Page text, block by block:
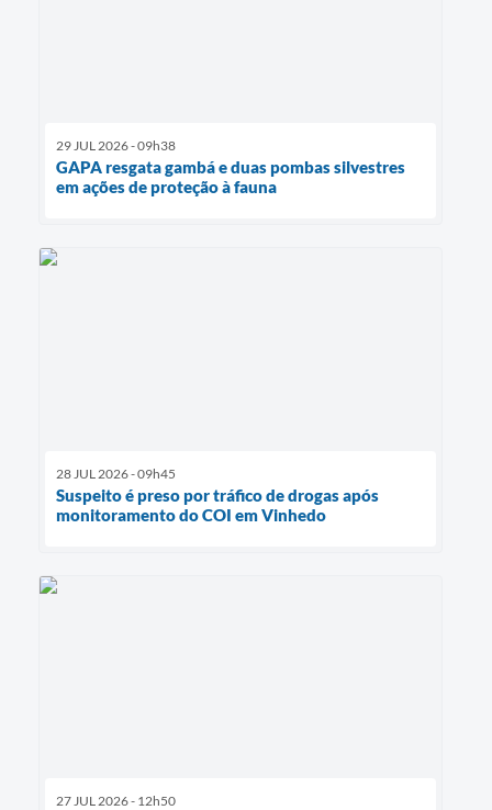
29 JUL 2026 - 09h38
GAPA resgata gambá e duas pombas silvestres
em ações de proteção à fauna
28 JUL 2026 - 09h45
Suspeito é preso por tráfico de drogas após
monitoramento do COI em Vinhedo
27 JUL 2026 - 12h50